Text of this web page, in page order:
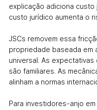
explicação adiciona custo
custo jurídico aumenta o
JSCs removem essa
propriedade baseada em
universal. As expectativas
são familiares. As
alinham a normas
Para investidores-anjo em